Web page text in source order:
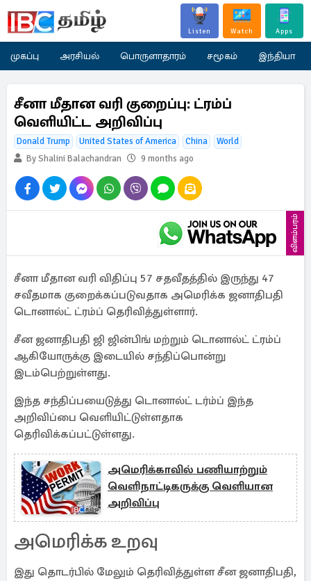
Listen Watch Apps
முகப்பு அரசியல் பொருளாதாரம் சமூகம் இந்தியா
சீனா மீதான வரி குறைப்பு: ட்ரம்ப்
வெளியிட்ட அறிவிப்பு
Donald Trump United States of America China
World
By Shalini Balachandran
9 months ago
விளம்பரம்
சீனா மீதான வரி விதிப்பு 57 சதவீதத்தில் இருந்து 47
சவீதமாக குறைக்கப்படுவதாக அமெரிக்க ஜனாதிபதி
டொனால்ட் ட்ரம்ப் தெரிவித்துள்ளார்.
சீன ஜனாதிபதி ஜி ஜின்பிங் மற்றும் டொனால்ட் ட்ரம்ப்
ஆகியோருக்கு இடையில் சந்திப்பொன்று
இடம்பெற்றுள்ளது.
இந்த சந்திப்பயைடுத்து டொனால்ட் டர்ம்ப் இந்த
அறிவிப்பை வெளியிட்டுள்ளதாக
தெரிவிக்கப்பட்டுள்ளது.
அமெரிக்காவில் பணியாற்றும்
வெளிநாட்டிகருக்கு வெளியான
அறிவிப்பு
அமெரிக்க உறவு
இது தொடர்பில் மேலும் தெரிவித்துள்ள சீன ஜனாதிபதி,